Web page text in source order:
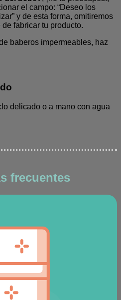
el campo: “Deseo los
y de esta forma, omitiremos
fabricar tu producto.
baberos impermeables, haz
delicado o a mano con agua
frecuentes